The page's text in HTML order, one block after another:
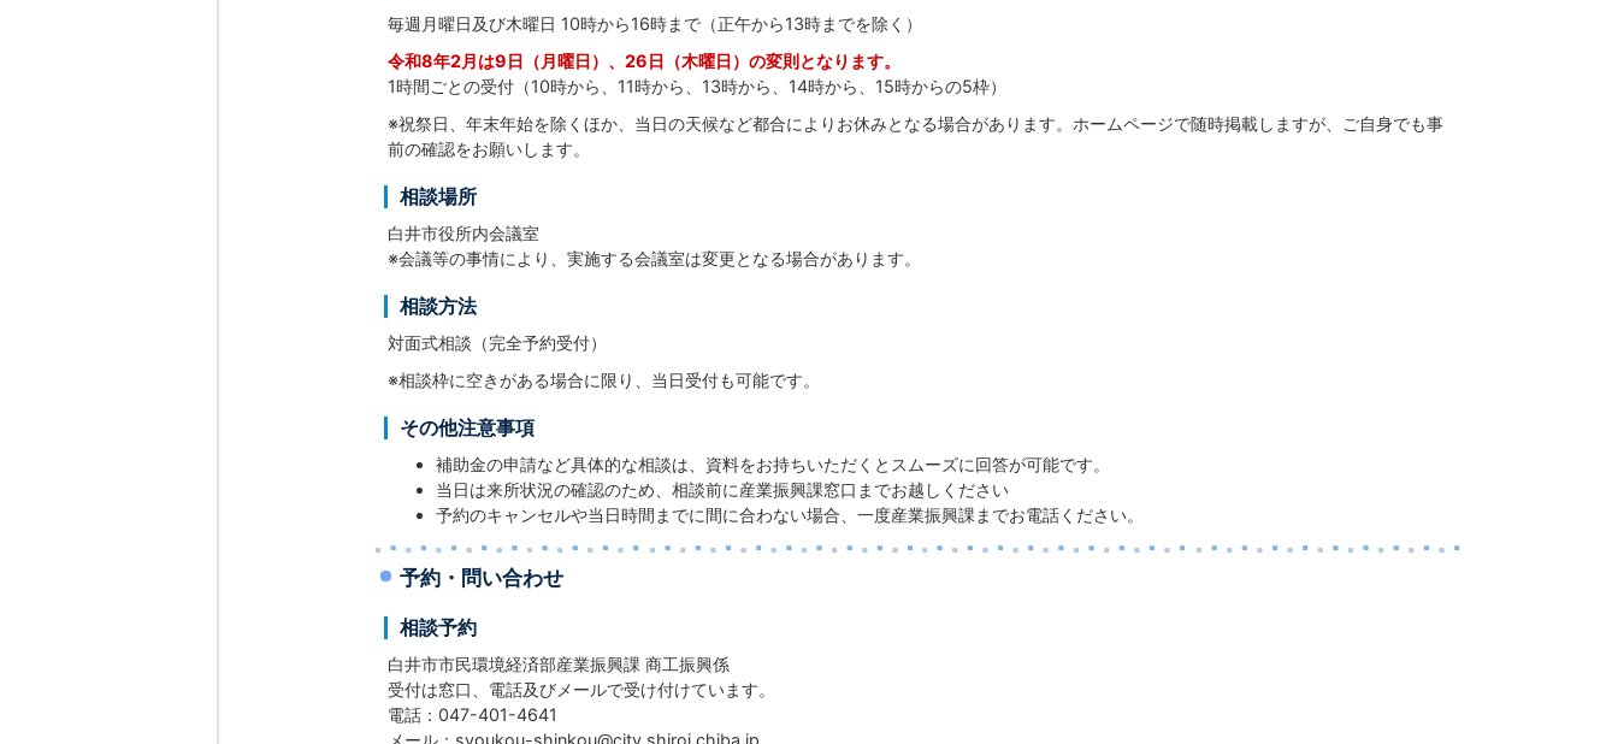
毎週月曜日及び木曜日 10時から16時まで（正午から13時までを除く）
令和8年2月は9日（月曜日）、26日（木曜日）の変則となります。
1時間ごとの受付（10時から、11時から、13時から、14時から、15時からの5枠）
※祝祭日、年末年始を除くほか、当日の天候など都合によりお休みとなる場合があります。ホームページで随時掲載しますが、ご自身でも事
前の確認をお願いします。
相談場所
白井市役所内会議室
※会議等の事情により、実施する会議室は変更となる場合があります。
相談方法
対面式相談（完全予約受付）
※相談枠に空きがある場合に限り、当日受付も可能です。
その他注意事項
補助金の申請など具体的な相談は、資料をお持ちいただくとスムーズに回答が可能です。
当日は来所状況の確認のため、相談前に産業振興課窓口までお越しください
予約のキャンセルや当日時間までに間に合わない場合、一度産業振興課までお電話ください。
予約・問い合わせ
相談予約
白井市市民環境経済部産業振興課 商工振興係
受付は窓口、電話及びメールで受け付けています。
電話：047-401-4641
メール：syoukou-shinkou@city.shiroi.chiba.jp